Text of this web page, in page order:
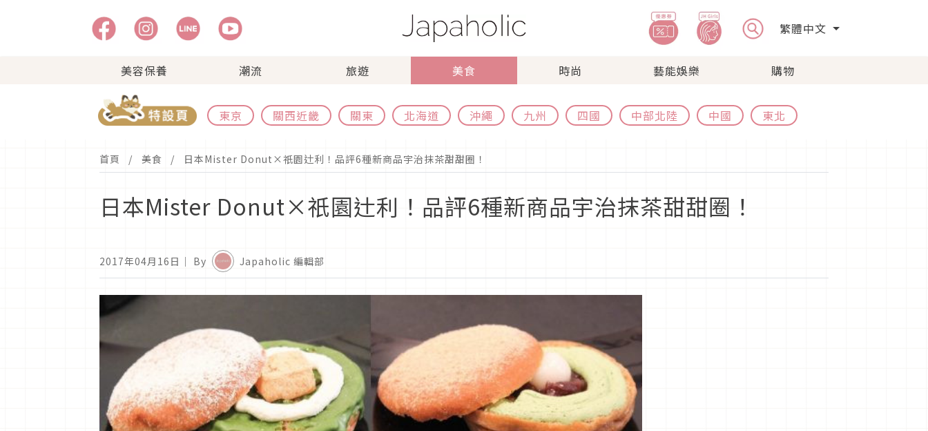
繁體中文
美容保養 潮流 旅遊 美食 時尚 藝能娛樂 購物
東京 關西近畿 關東 北海道 沖繩 九州 四國 中部北陸 中國 東北
首頁 美食 日本Mister Donut×祇園辻利！品評6種新商品宇治抹茶甜甜圈！
日本Mister Donut×祇園辻利！品評6種新商品宇治抹茶甜甜圈！
2017年04月16日 ｜ By Japaholic 編輯部